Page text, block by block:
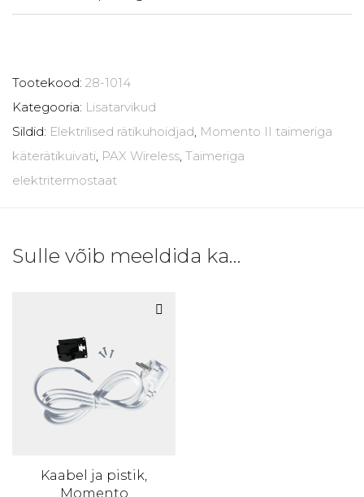
Tootekood: 28-1014
Kategooria: Lisatarvikud
Sildid: Elektrilised rätikuhoidjad, Momento II taimeriga
käterätikuivati, PAX Wireless, Taimeriga
elektritermostaat
Sulle võib meeldida ka…
Kaabel ja pistik,
Momento